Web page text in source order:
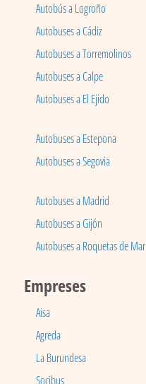
Autobús a Logroño
Autobuses a Cádiz
Autobuses a Torremolinos
Autobuses a Calpe
Autobuses a El Ejido
Autobuses a Estepona
Autobuses a Segovia
Autobuses a Madrid
Autobuses a Gijón
Autobuses a Roquetas de Mar
Empreses
Aisa
Agreda
La Burundesa
Socibus